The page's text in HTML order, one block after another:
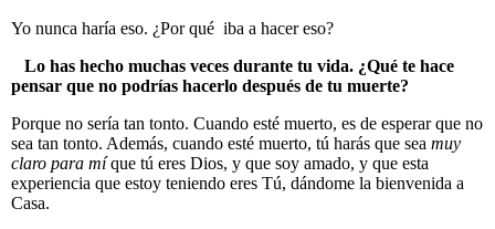
Yo nunca haría eso. ¿Por qué iba a hacer eso?
Lo has hecho muchas veces durante tu vida. ¿Qué te hace
pensar que no podrías hacerlo después de tu muerte?
Porque no sería tan tonto. Cuando esté muerto, es de esperar que no
sea tan tonto. Además, cuando esté muerto, tú harás que sea muy
claro para míque tú eres Dios, y que soy amado, y que esta
experiencia que estoy teniendo eres Tú, dándome la bienvenida a
Casa.